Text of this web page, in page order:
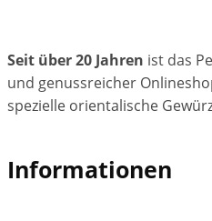
Seit über 20 Jahren ist das
und genussreicher
spezielle orientalische
Informationen